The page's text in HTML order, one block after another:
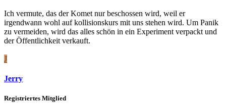
Ich vermute, das der Komet nur beschossen wird, weil er
irgendwann wohl auf kollisionskurs mit uns stehen wird. Um Panik
zu vermeiden, wird das alles schön in ein Experiment verpackt und
der Öffentlichkeit verkauft.
J
Jerry
Registriertes Mitglied